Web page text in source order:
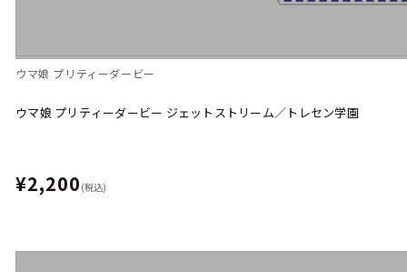
ウマ娘 プリティーダービー
ウマ娘 プリティーダービー ジェットストリーム／トレセン学園
¥2,200 (税込)